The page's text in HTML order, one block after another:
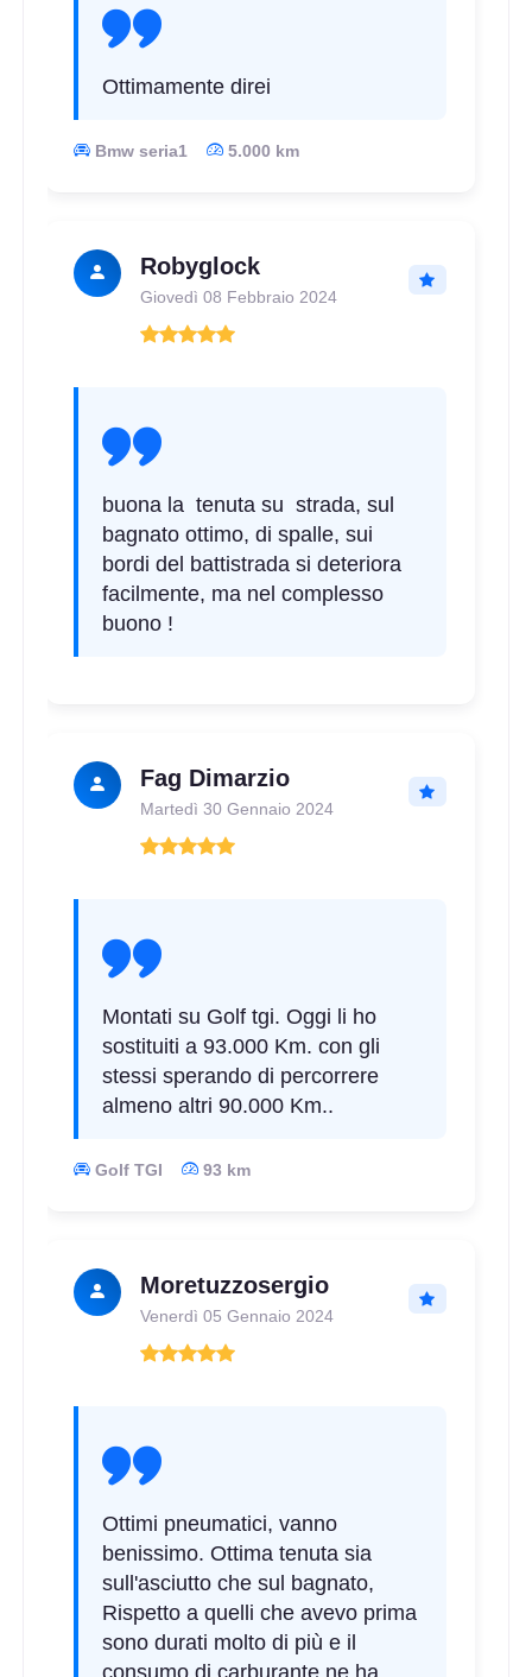
Ottimamente direi
Bmw seria1 5.000 km
Robyglock
Giovedì 08 Febbraio 2024
buona la tenuta su strada, sul
bagnato ottimo, di spalle, sui
bordi del battistrada si deteriora
facilmente, ma nel complesso
buono !
Fag Dimarzio
Martedì 30 Gennaio 2024
Montati su Golf tgi. Oggi li ho
sostituiti a 93.000 Km. con gli
stessi sperando di percorrere
almeno altri 90.000 Km..
Golf TGI 93 km
Moretuzzosergio
Venerdì 05 Gennaio 2024
Ottimi pneumatici, vanno
benissimo. Ottima tenuta sia
sull'asciutto che sul bagnato,
Rispetto a quelli che avevo prima
sono durati molto di più e il
consumo di carburante ne ha